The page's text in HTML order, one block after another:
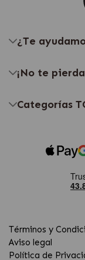
¿Te
¡No te
Categorías
Términos y
Aviso legal
Política de